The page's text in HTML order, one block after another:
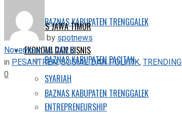
BAZNAS KABUPATEN TRENGGALEK
EKONOMI DAN BISNIS
SYARIAH
ENTREPRENEURSHIP
BAZNAS JAWA TIMUR
BAZNAS KABUPATEN PACITAN
BAZNAS KABUPATEN TRENGGALEK
by spotnews
November 25, 2025
in PESANTREN,SOSIAL DAN POLITIK,TRENDING
0